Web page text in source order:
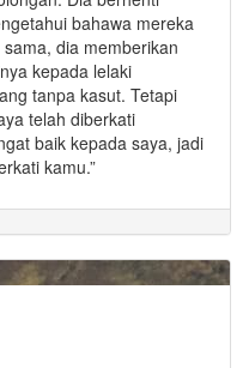
bahawa mereka
dia memberikan
kepada lelaki
tanpa kasut. Tetapi
telah diberkati
baik kepada saya, jadi
kamu.”